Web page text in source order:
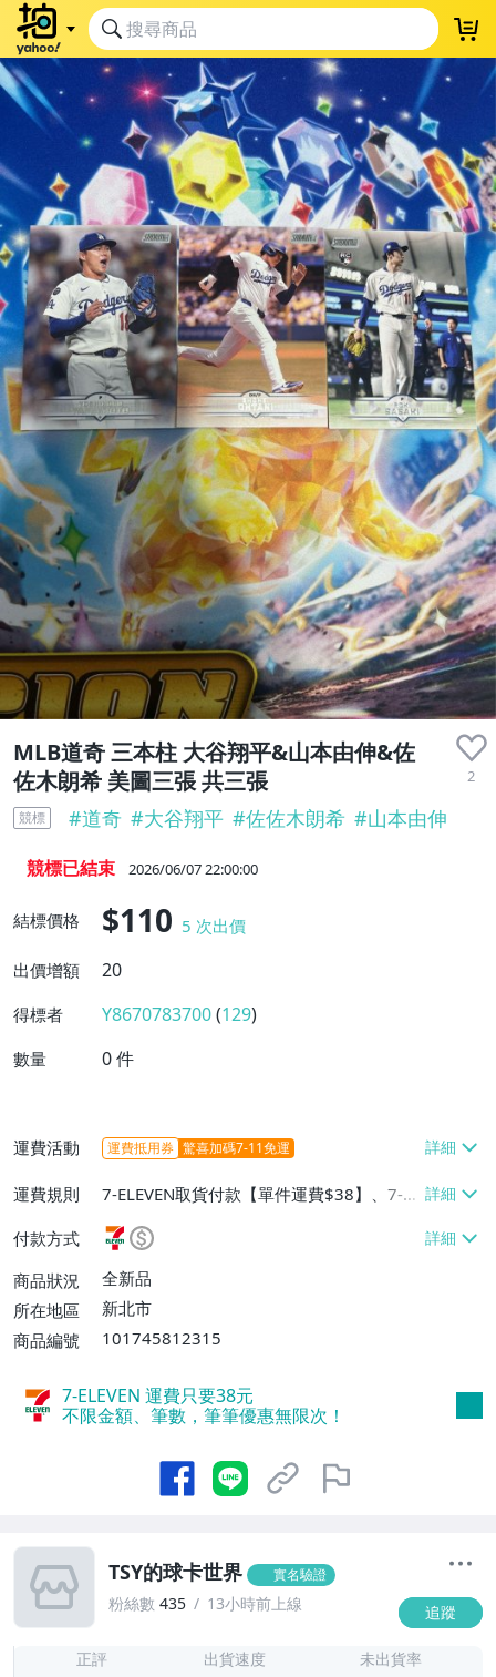
MLB道奇 三本柱 大谷翔平&山本由伸&佐
佐木朗希 美圖三張 共三張
2
競標 #道奇 #大谷翔平 #佐佐木朗希 #山本由伸
競標已結束 2026/06/07 22:00:00
結標價格 $110 5 次出價
出價增額
20
得標者 Y8670783700(129)
數量 0件
運費活動 運費抵用券 驚喜加碼7-11免運
運費規則
7-ELEVEN取貨付款【單件運費$38】、7-EL
EVEN取貨不付款【單件運費$38】
付款方式
商品狀況
全新品
所在地區
新北市
商品編號
101745812315
7-ELEVEN 運費只要38元
不限金額、筆數，筆筆優惠無限次！
TSY的球卡世界 實名驗證
粉絲數 435 13小時前上線 追蹤
正評 出貨速度 未出貨率